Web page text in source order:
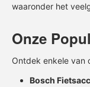
waaronder het
Onze
Ontdek enkele van
Bosch